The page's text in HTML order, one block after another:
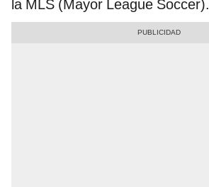
la MLS (Mayor League Soccer).